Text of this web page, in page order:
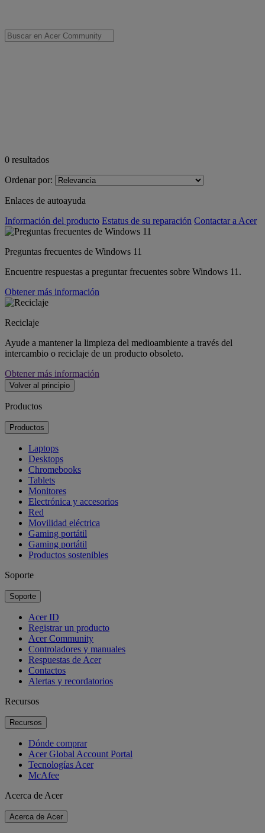
0 resultados
Ordenar por:
Enlaces de autoayuda
Información del producto Estatus de su reparación Contactar a Acer
Preguntas frecuentes de Windows 11
Encuentre respuestas a preguntar frecuentes sobre Windows 11.
Obtener más información
Reciclaje
Ayude a mantener la limpieza del medioambiente a través del
intercambio o reciclaje de un producto obsoleto.
Obtener más información
Volver al principio
Productos
Productos
Laptops
Desktops
Chromebooks
Tablets
Monitores
Electrónica y accesorios
Red
Movilidad eléctrica
Gaming portátil
Gaming portátil
Productos sostenibles
Soporte
Soporte
Acer ID
Registrar un producto
Acer Community
Controladores y manuales
Respuestas de Acer
Contactos
Alertas y recordatorios
Recursos
Recursos
Dónde comprar
Acer Global Account Portal
Tecnologías Acer
McAfee
Acerca de Acer
Acerca de Acer